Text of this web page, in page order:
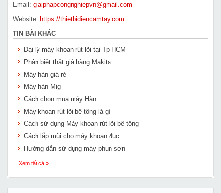
Email: giaiphapcongnghiepvn@gmail.com
Website: https://thietbidiencamtay.com
TIN BÀI KHÁC
Đại lý máy khoan rút lõi tại Tp HCM
Phân biệt thật giả hàng Makita
Máy hàn giá rẻ
Máy hàn Mig
Cách chọn mua máy Hàn
Máy khoan rút lõi bê tông là gì
Cách sử dụng Máy khoan rút lõi bê tông
Cách lắp mũi cho máy khoan đục
Hướng dẫn sử dụng máy phun sơn
Xem tất cả »